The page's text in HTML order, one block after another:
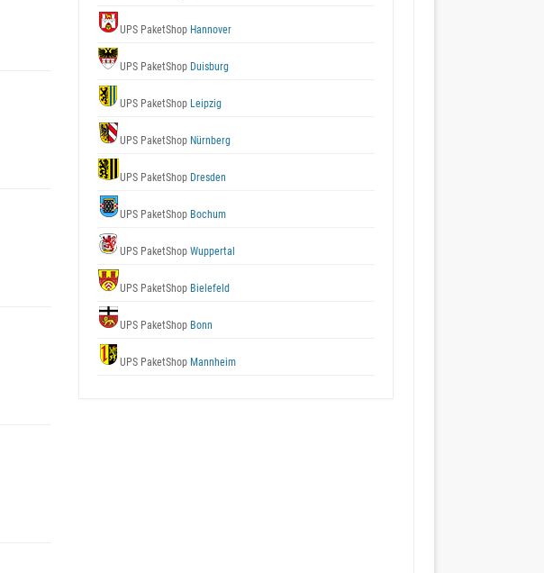
UPS PaketShop Hannover
UPS PaketShop Duisburg
UPS PaketShop Leipzig
UPS PaketShop Nürnberg
UPS PaketShop Dresden
UPS PaketShop Bochum
UPS PaketShop Wuppertal
UPS PaketShop Bielefeld
UPS PaketShop Bonn
UPS PaketShop Mannheim